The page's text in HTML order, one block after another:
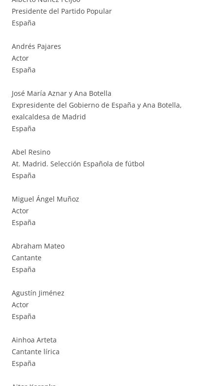
Presidente del Partido Popular
España
Andrés Pajares
Actor
España
José María Aznar y Ana Botella
Expresidente del Gobierno de España y Ana Botella,
exalcaldesa de Madrid
España
Abel Resino
At. Madrid. Selección Española de fútbol
España
Miguel Ángel Muñoz
Actor
España
Abraham Mateo
Cantante
España
Agustín Jiménez
Actor
España
Ainhoa Arteta
Cantante lírica
España